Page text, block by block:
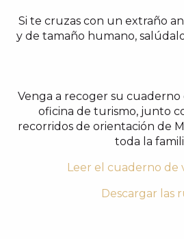
Si te cruzas con un extraño
y de tamaño humano,
Venga a recoger su cuaderno
oficina de turismo, junto
recorridos de orientación de
toda la
Leer el cuaderno de
Descargar las